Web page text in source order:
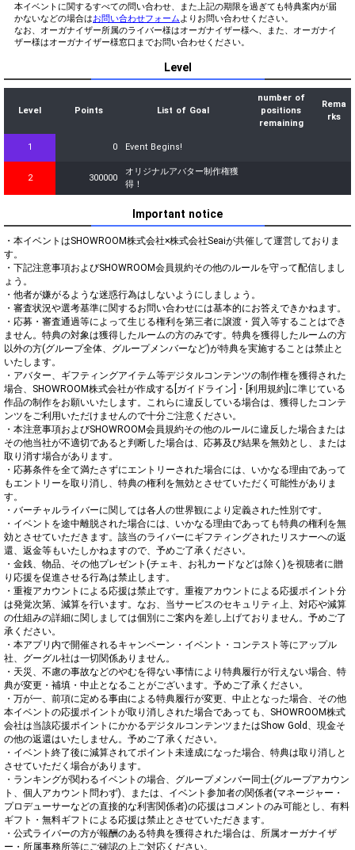
本イベントに関するすべての問い合わせ、また上記の期限を過ぎても特典案内が届
かないなどの場合はお問い合わせフォームよりお問い合わせください。
なお、オーガナイザー所属のライバー様はオーガナイザー様へ、また、オーガナイ
ザー様はオーガナイザー様窓口までお問い合わせください。
Level
Level Points List of Goal
number of
positions
remaining
Rema
rks
1 0 Event Begins!
2 300000
オリジナルアバター制作権獲
得！
Important notice
・本イベントはSHOWROOM株式会社×株式会社Seaiが共催して運営しておりま
す。
・下記注意事項およびSHOWROOM会員規約その他のルールを守って配信しまし
ょう。
・他者が嫌がるような迷惑行為はしないようにしましょう。
・審査状況や選考基準に関するお問い合わせには基本的にお答えできかねます。
・応募・審査通過等によって生じる権利を第三者に譲渡・質入等することはでき
ません。特典の対象は獲得したルームの方のみです。特典を獲得したルームの方
以外の方(グループ全体、グループメンバーなど)が特典を実施することは禁止と
いたします。
・アバター、ギフティングアイテム等デジタルコンテンツの制作権を獲得された
場合、SHOWROOM株式会社が作成する[ガイドライン]・[利用規約]に準じている
作品の制作をお願いいたします。これらに違反している場合は、獲得したコンテ
ンツをご利用いただけませんので十分ご注意ください。
・本注意事項およびSHOWROOM会員規約その他のルールに違反した場合または
その他当社が不適切であると判断した場合は、応募及び結果を無効とし、または
取り消す場合があります。
・応募条件を全て満たさずにエントリーされた場合には、いかなる理由であって
もエントリーを取り消し、特典の権利を無効とさせていただく可能性がありま
す。
・バーチャルライバーに関しては各人の世界観により定義された性別です。
・イベントを途中離脱された場合には、いかなる理由であっても特典の権利を無
効とさせていただきます。該当のライバーにギフティングされたリスナーへの返
還、返金等もいたしかねますので、予めご了承ください。
・金銭、物品、その他プレゼント(チェキ、お礼カードなどは除く)を視聴者に贈
り応援を促進させる行為は禁止します。
・重複アカウントによる応援は禁止です。重複アカウントによる応援ポイント分
は発覚次第、減算を行います。なお、当サービスのセキュリティ上、対応や減算
の仕組みの詳細に関しましては個別にご案内を差し上げておりません。予めご了
承ください。
・本アプリ内で開催されるキャンペーン・イベント・コンテスト等にアップル
社、グーグル社は一切関係ありません。
・天災、不慮の事故などのやむを得ない事情により特典履行が行えない場合、特
典が変更・補填・中止となることがございます。予めご了承ください。
・万が一、前項に定める事由による特典履行が変更、中止となった場合、その他
本イベントの応援ポイントが取り消しされた場合であっても、SHOWROOM株式
会社は当該応援ポイントにかかるデジタルコンテンツまたはShow Gold、現金そ
の他の返還はいたしません。予めご了承ください。
・イベント終了後に減算されてポイント未達成になった場合、特典は取り消しと
させていただく場合があります。
・ランキングが関わるイベントの場合、グループメンバー同士(グループアカウン
ト、個人アカウント問わず)、または、イベント参加者の関係者(マネージャー・
プロデューサーなどの直接的な利害関係者)の応援はコメントのみ可能とし、有料
ギフト・無料ギフトによる応援は禁止とさせていただきます。
・公式ライバーの方が報酬のある特典を獲得された場合は、所属オーガナイザ